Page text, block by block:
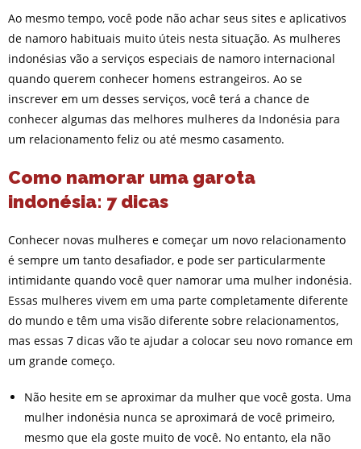
Ao mesmo tempo, você pode não achar seus sites e aplicativos
de namoro habituais muito úteis nesta situação. As mulheres
indonésias vão a serviços especiais de namoro internacional
quando querem conhecer homens estrangeiros. Ao se
inscrever em um desses serviços, você terá a chance de
conhecer algumas das melhores mulheres da Indonésia para
um relacionamento feliz ou até mesmo casamento.
Como namorar uma garota
indonésia: 7 dicas
Conhecer novas mulheres e começar um novo relacionamento
é sempre um tanto desafiador, e pode ser particularmente
intimidante quando você quer namorar uma mulher indonésia.
Essas mulheres vivem em uma parte completamente diferente
do mundo e têm uma visão diferente sobre relacionamentos,
mas essas 7 dicas vão te ajudar a colocar seu novo romance em
um grande começo.
Não hesite em se aproximar da mulher que você gosta. Uma
mulher indonésia nunca se aproximará de você primeiro,
mesmo que ela goste muito de você. No entanto, ela não